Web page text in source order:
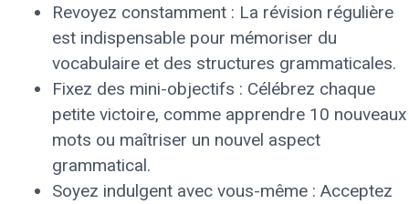
Revoyez constamment : La révision régulière
est indispensable pour mémoriser du
vocabulaire et des structures grammaticales.
Fixez des mini-objectifs : Célébrez chaque
petite victoire, comme apprendre 10 nouveaux
mots ou maîtriser un nouvel aspect
grammatical.
Soyez indulgent avec vous-même : Acceptez